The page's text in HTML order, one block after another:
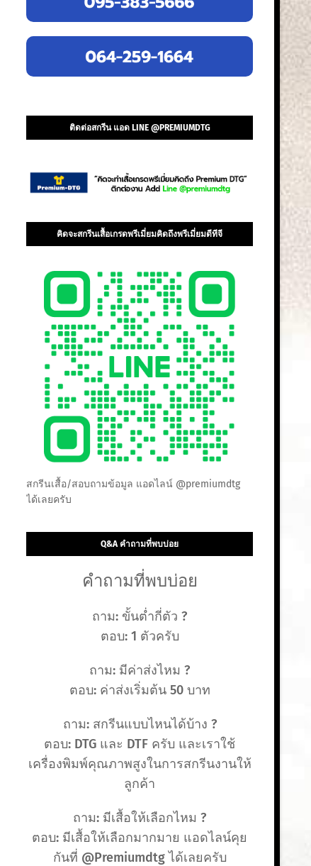
ติดต่อสกรีน แอด LINE @PREMIUMDTG
คิดจะสกรีนเสื้อเกรดพรีเมี่ยมคิดถึงพรีเมี่ยมดีทีจี
สกรีนเสื้อ/สอบถามข้อมูล แอดไลน์ @premiumdtg
ได้เลยครับ
Q&A คำถามที่พบบ่อย
คำถามที่พบบ่อย
ถาม: ขั้นต่ำกี่ตัว ?
ตอบ: 1 ตัวครับ
ถาม: มีค่าส่งไหม ?
ตอบ: ค่าส่งเริ่มต้น 50 บาท
ถาม: สกรีนแบบไหนได้บ้าง ?
ตอบ: DTG และ DTF ครับ และเราใช้
เครื่องพิมพ์คุณภาพสูงในการสกรีนงานให้
ลูกค้า
ถาม: มีเสื้อให้เลือกไหม ?
ตอบ: มีเสื้อให้เลือกมากมาย แอดไลน์คุย
กันที่ @Premiumdtg ได้เลยครับ